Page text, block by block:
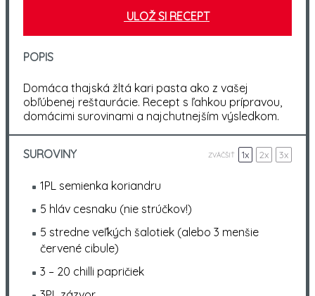
ULOŽ SI RECEPT
POPIS
Domáca thajská žltá kari pasta ako z vašej
obľúbenej reštaurácie. Recept s ľahkou prípravou,
domácimi surovinami a najchutnejším výsledkom.
ZVÄČŠIŤ 1x 2x 3x
SUROVINY
1PL semienka koriandru
5 hláv cesnaku (nie strúčkov!)
5 stredne veľkých šalotiek (alebo 3 menšie
červené cibule)
3 – 20 chilli papričiek